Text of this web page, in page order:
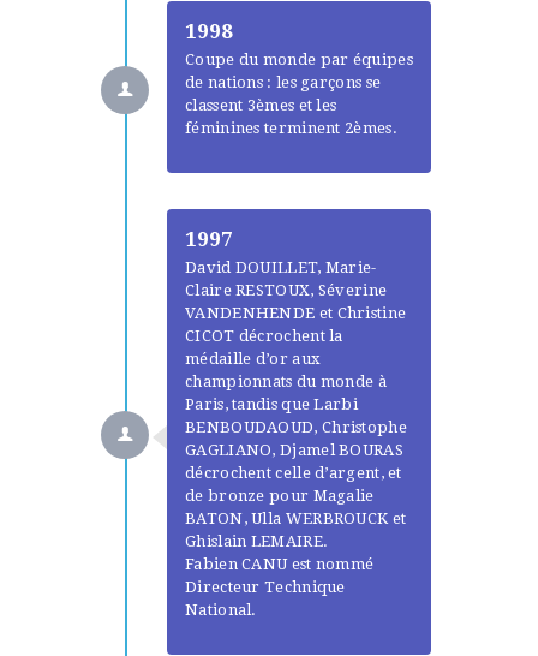
1998
Coupe du monde par équipes
de nations : les garçons se
classent 3èmes et les
féminines terminent 2èmes.
1997
David DOUILLET, Marie-
Claire RESTOUX, Séverine
VANDENHENDE et Christine
CICOT décrochent la
médaille d’or aux
championnats du monde à
Paris, tandis que Larbi
BENBOUDAOUD, Christophe
GAGLIANO, Djamel BOURAS
décrochent celle d’argent, et
de bronze pour Magalie
BATON, Ulla WERBROUCK et
Ghislain LEMAIRE.
Fabien CANU est nommé
Directeur Technique
National.